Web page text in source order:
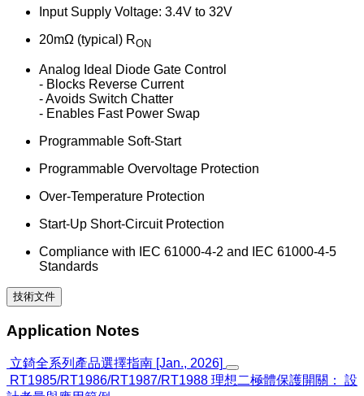
Input Supply Voltage: 3.4V to 32V
20mΩ (typical) RON
Analog Ideal Diode Gate Control
- Blocks Reverse Current
- Avoids Switch Chatter
- Enables Fast Power Swap
Programmable Soft-Start
Programmable Overvoltage Protection
Over-Temperature Protection
Start-Up Short-Circuit Protection
Compliance with IEC 61000-4-2 and IEC 61000-4-5
Standards
技術文件
Application Notes
立錡全系列產品選擇指南 [Jan., 2026]
RT1985/RT1986/RT1987/RT1988 理想二極體保護開關： 設